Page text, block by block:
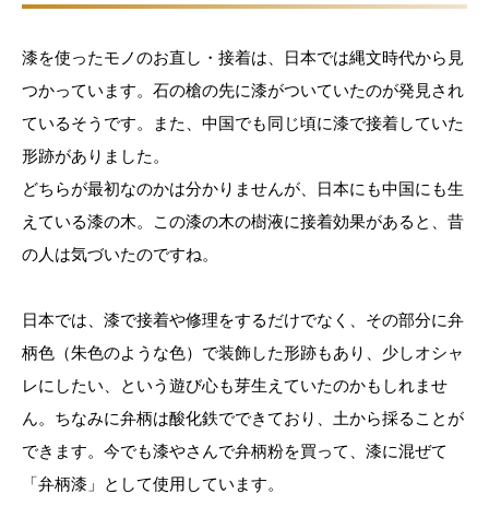
漆を使ったモノのお直し・接着は、日本では縄文時代から見
つかっています。石の槍の先に漆がついていたのが発見され
ているそうです。また、中国でも同じ頃に漆で接着していた
形跡がありました。
どちらが最初なのかは分かりませんが、日本にも中国にも生
えている漆の木。この漆の木の樹液に接着効果があると、昔
の人は気づいたのですね。
日本では、漆で接着や修理をするだけでなく、その部分に弁
柄色（朱色のような色）で装飾した形跡もあり、少しオシャ
レにしたい、という遊び心も芽生えていたのかもしれませ
ん。ちなみに弁柄は酸化鉄でできており、土から採ることが
できます。今でも漆やさんで弁柄粉を買って、漆に混ぜて
「弁柄漆」として使用しています。